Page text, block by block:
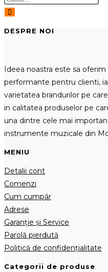
DESPRE NOI
Ideea noastra este sa
performante pentru clienti,
varietatea brandurilor pe
in calitatea produselor pe
una dintre cele mai
instrumente muzicale din
MENIU
Detalii cont
Comenzi
Cum cumpăr
Adrese
Garanție și Service
Parolă pierdută
Politică de confidențialitate
Categorii de produse